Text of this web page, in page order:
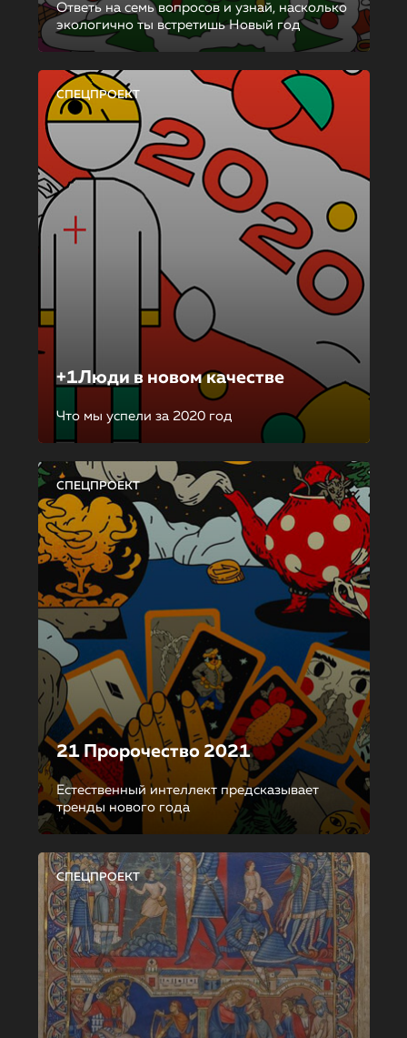
Ответь на семь вопросов и узнай, насколько
экологично ты встретишь Новый год
СПЕЦПРОЕКТ
+1Люди в новом качестве
Что мы успели за 2020 год
СПЕЦПРОЕКТ
21 Пророчество 2021
Естественный интеллект предсказывает
тренды нового года
СПЕЦПРОЕКТ